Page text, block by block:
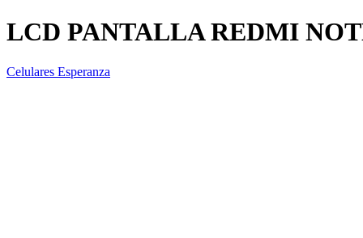
LCD PANTALLA REDMI
Celulares Esperanza